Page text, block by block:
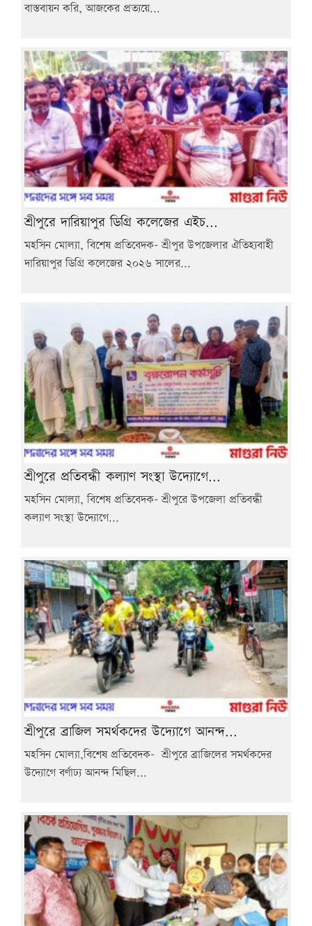
বাস্তবায়ন করি, আজকের প্রত্যয়ে...
শ্রীপুরে দারিয়াপুর ডিগ্রি কলেজের এইচ...
মহসিন মোল্যা, বিশেষ প্রতিবেদক- শ্রীপুর উপজেলার ঐতিহ্যবাহী
দারিয়াপুর ডিগ্রি কলেজের ২০২৬ সালের...
শ্রীপুরে প্রতিবন্ধী কল্যাণ সংস্থা উদ্যোগে...
মহসিন মোল্যা, বিশেষ প্রতিবেদক- শ্রীপুরে উপজেলা প্রতিবন্ধী
কল্যাণ সংস্থা উদ্যোগে...
শ্রীপুরে ব্রাজিল সমর্থকদের উদ্যোগে আনন্দ...
মহসিন মোল্যা,বিশেষ প্রতিবেদক- শ্রীপুরে ব্রাজিলের সমর্থকদের
উদ্যোগে বর্ণাঢ্য আনন্দ মিছিল...